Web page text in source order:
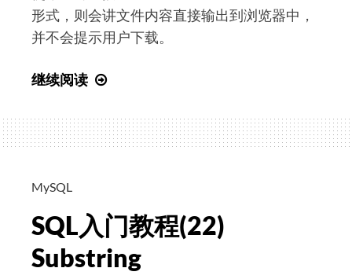
形式，则会讲文件内容直接输出到浏览器中，
并不会提示用户下载。
继续阅读
图
片、
下
载
MySQL
SQL入门教程(22)
Substring